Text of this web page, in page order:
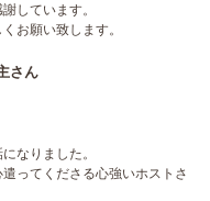
しています。
お願い致します。
さん
なりました。
ってくださる心強いホストさ